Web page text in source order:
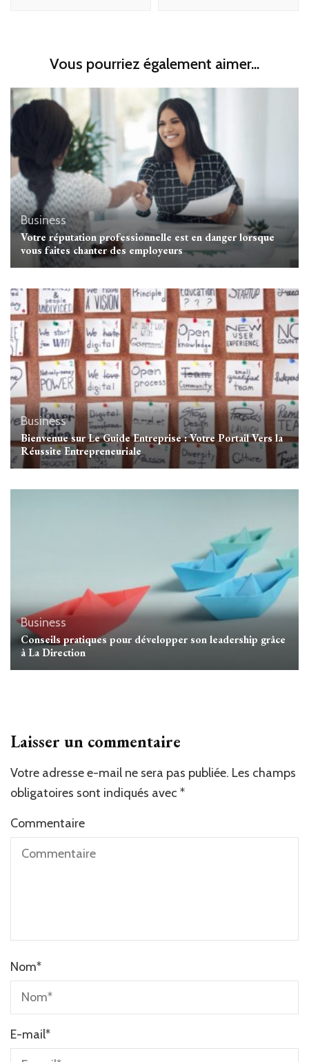
Vous pourriez également aimer...
Business
Votre réputation professionnelle est en danger lorsque
vous faites chanter des employeurs
Business
Bienvenue sur Le Guide Entreprise : Votre Portail Vers la
Réussite Entrepreneuriale
Business
Conseils pratiques pour développer son leadership grâce
à La Direction
Laisser un commentaire
Votre adresse e-mail ne sera pas publiée. Les champs
obligatoires sont indiqués avec *
Commentaire
Nom*
E-mail*